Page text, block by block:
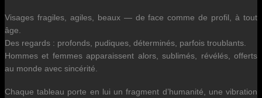
Visages fragiles, agiles, beaux — de face comme de profil, à tout
âge.
Des regards : profonds, pudiques, déterminés, parfois troublants.
Hommes et femmes apparaissent alors, sublimés, révélés, offerts
au monde avec sincérité.
Chaque tableau porte en lui un fragment d’humanité, une vibration